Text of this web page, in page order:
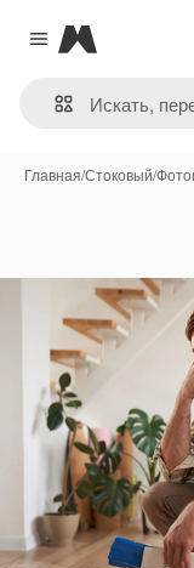
Close menu
Magnific
Главная/Стоковый/